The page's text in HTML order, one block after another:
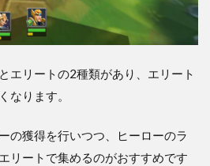
エリートの2種類があり、エリート
なります。
の獲得を行いつつ、ヒーローのラ
リートで集めるのがおすすめです